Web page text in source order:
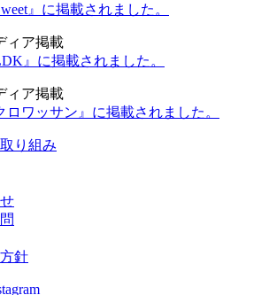
』に掲載されました。
ィア掲載
』に掲載されました。
ィア掲載
ロワッサン』に掲載されました。
り組み
針